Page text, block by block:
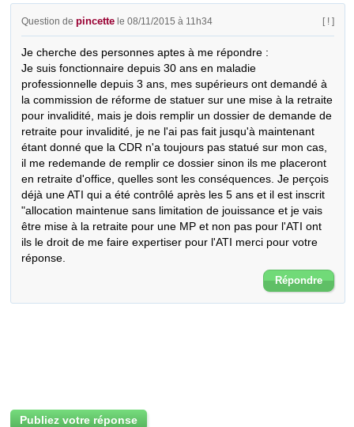
Question depincette le 08/11/2015 à 11h34 [ ! ]
Je cherche des personnes aptes à me répondre :
Je suis fonctionnaire depuis 30 ans en maladie
professionnelle depuis 3 ans, mes supérieurs ont demandé à
la commission de réforme de statuer sur une mise à la retraite
pour invalidité, mais je dois remplir un dossier de demande de
retraite pour invalidité, je ne l'ai pas fait jusqu'à maintenant
étant donné que la CDR n'a toujours pas statué sur mon cas,
il me redemande de remplir ce dossier sinon ils me placeront
en retraite d'office, quelles sont les conséquences. Je perçois
déjà une ATI qui a été contrôlé après les 5 ans et il est inscrit
"allocation maintenue sans limitation de jouissance et je vais
être mise à la retraite pour une MP et non pas pour l'ATI ont
ils le droit de me faire expertiser pour l'ATI merci pour votre
réponse.
Répondre
Publiez votre réponse